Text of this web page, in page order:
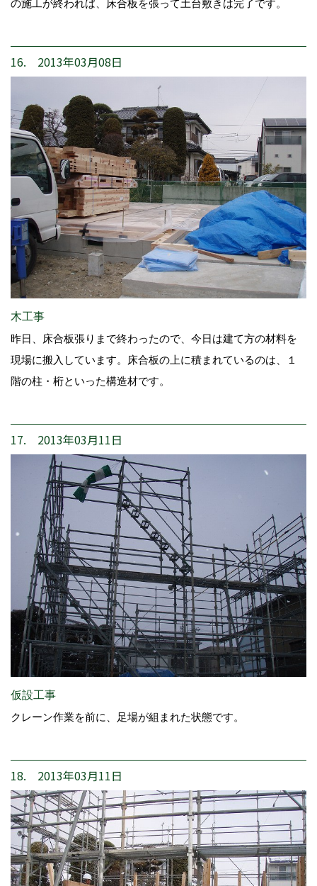
の施工が終われば、床合板を張って土台敷きは完了です。
16. 2013年03月08日
木工事
昨日、床合板張りまで終わったので、今日は建て方の材料を
現場に搬入しています。床合板の上に積まれているのは、１
階の柱・桁といった構造材です。
17. 2013年03月11日
仮設工事
クレーン作業を前に、足場が組まれた状態です。
18. 2013年03月11日